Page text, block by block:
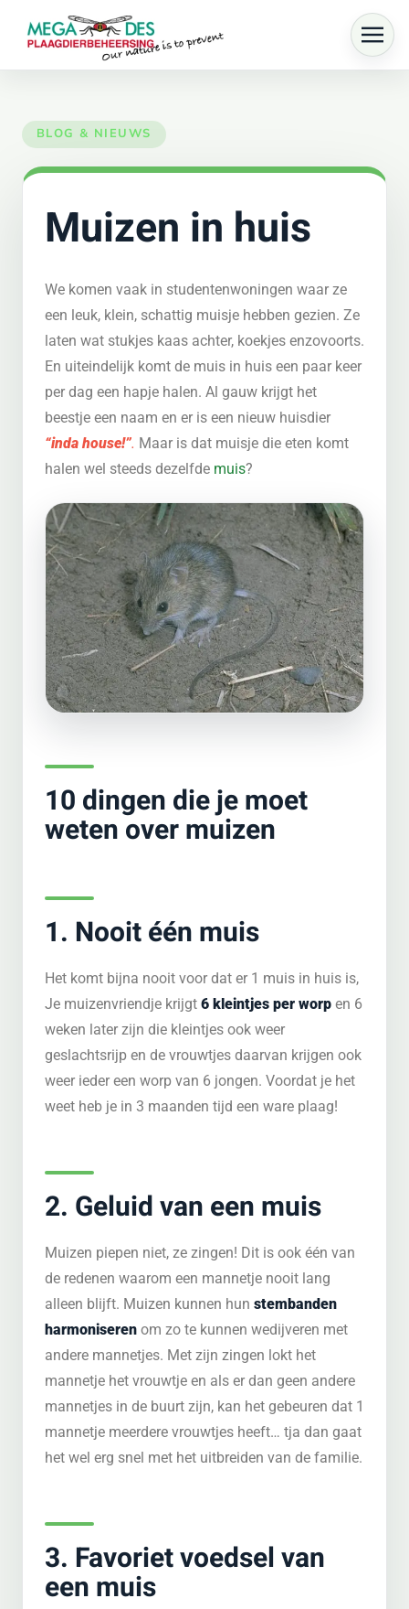
Skip to main content
Muizen in huis
We komen vaak in studentenwoningen waar ze
een leuk, klein, schattig muisje hebben gezien. Ze
laten wat stukjes kaas achter, koekjes enzovoorts.
En uiteindelijk komt de muis in huis een paar keer
per dag een hapje halen. Al gauw krijgt het
beestje een naam en er is een nieuw huisdier
“inda house!”. Maar is dat muisje die eten komt
halen wel steeds dezelfde muis?
10 dingen die je moet
weten over muizen
1. Nooit één muis
Het komt bijna nooit voor dat er 1 muis in huis is,
Je muizenvriendje krijgt 6 kleintjes per worp en 6
weken later zijn die kleintjes ook weer
geslachtsrijp en de vrouwtjes daarvan krijgen ook
weer ieder een worp van 6 jongen. Voordat je het
weet heb je in 3 maanden tijd een ware plaag!
2. Geluid van een muis
Muizen piepen niet, ze zingen! Dit is ook één van
de redenen waarom een mannetje nooit lang
alleen blijft. Muizen kunnen hun stembanden
harmoniseren om zo te kunnen wedijveren met
andere mannetjes. Met zijn zingen lokt het
mannetje het vrouwtje en als er dan geen andere
mannetjes in de buurt zijn, kan het gebeuren dat 1
mannetje meerdere vrouwtjes heeft… tja dan gaat
het wel erg snel met het uitbreiden van de familie.
3. Favoriet voedsel van
een muis